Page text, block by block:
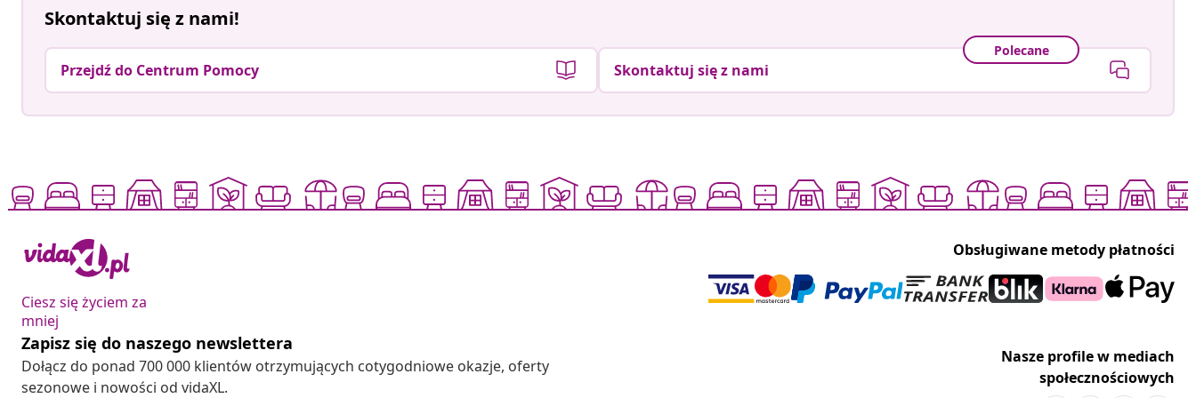
Skontaktuj się z nami!
Przejdź do Centrum Pomocy
Polecane
Skontaktuj się z nami
Ciesz się życiem za
mniej
Obsługiwane metody płatności
Zapisz się do naszego newslettera
Dołącz do ponad 700 000 klientów otrzymujących cotygodniowe okazje, oferty
sezonowe i nowości od vidaXL.
Nasze profile w mediach
społecznościowych